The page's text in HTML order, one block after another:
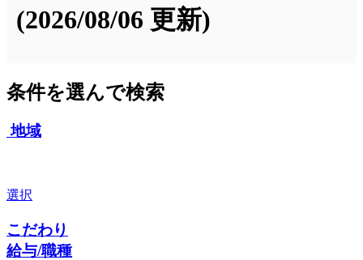
(2026/08/06 更新)
条件を選んで検索
地域
選択
こだわり
給与/職種